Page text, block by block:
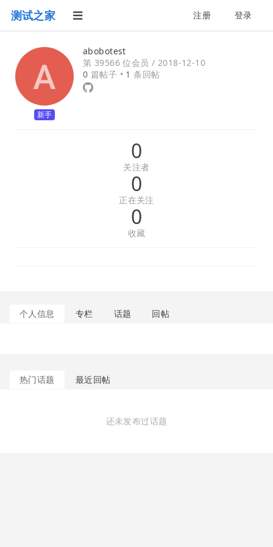
测试之家 注册 登录
新手
abobotest
第 39566 位会员 / 2018-12-10
0 篇帖子 • 1 条回帖
0
关注者
0
正在关注
0
收藏
个人信息 专栏 话题 回帖
热门话题 最近回帖
还未发布过话题